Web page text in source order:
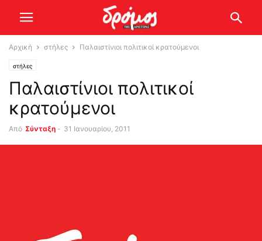
Αρχική στήλες Παλαιστίνιοι πολιτικοί κρατούμενοι
στήλες
Παλαιστίνιοι πολιτικοί
κρατούμενοι
Από Σύνταξη - 31 Ιανουαρίου, 2011